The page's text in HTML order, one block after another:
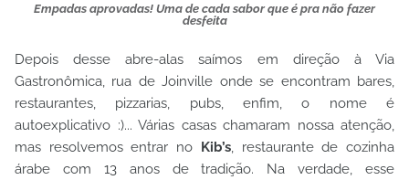
Empadas aprovadas! Uma de cada sabor que é pra não fazer
desfeita
Depois desse abre-alas saímos em direção à Via
Gastronômica, rua de Joinville onde se encontram bares,
restaurantes, pizzarias, pubs, enfim, o nome é
autoexplicativo :)... Várias casas chamaram nossa atenção,
mas resolvemos entrar no Kib’s, restaurante de cozinha
árabe com 13 anos de tradição. Na verdade, esse